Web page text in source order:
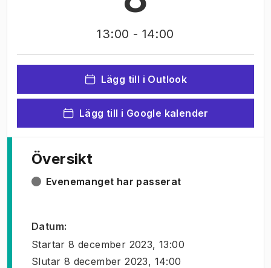
13:00 - 14:00
Lägg till i Outlook
Lägg till i Google kalender
Översikt
Evenemanget har passerat
Datum:
Startar 8 december 2023, 13:00
Slutar 8 december 2023, 14:00